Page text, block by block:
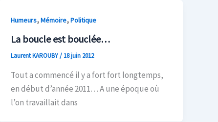
Humeurs,Mémoire,Politique
La boucle est bouclée…
Laurent KAROUBY/ 18 juin 2012
Tout a commencé il y a fort fort longtemps,
en début d’année 2011… A une époque où
l’on travaillait dans